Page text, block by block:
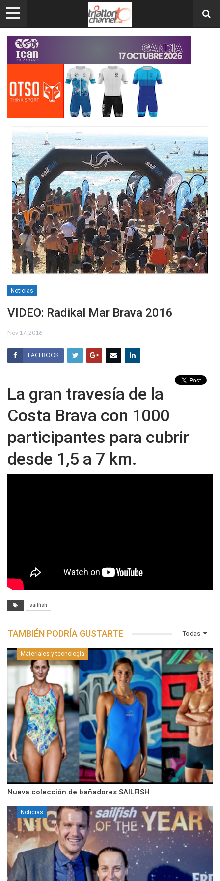
Noticias
VIDEO: Radikal Mar Brava 2016
Nov 17, 2016
FACEBOOK
La gran travesía de la
Costa Brava con 1000
participantes para cubrir
desde 1,5 a 7 km.
sailfish
Todas
TAMBIÉN PODRÍA GUSTARTE
Materiales y tecnología
Nueva colección de bañadores SAILFISH
Noticias